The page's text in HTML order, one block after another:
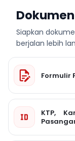
Siapkan
berjalan lebih
Formulir
KTP,